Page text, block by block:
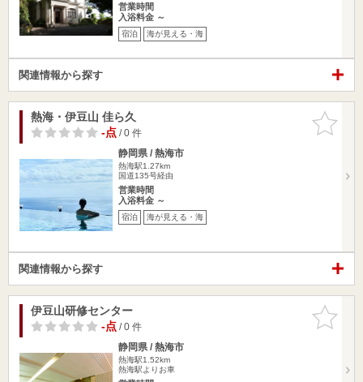
営業時間
入浴料金 ～
宿泊 海が見える・海
関連情報から探す
お気に入
りに追加
熱海・伊豆山 佳ら久
-点/ 0 件
静岡県 / 熱海市
熱海駅1.27km
国道135号経由
営業時間
入浴料金 ～
宿泊 海が見える・海
関連情報から探す
お気に入
りに追加
伊豆山研修センター
-点/ 0 件
静岡県 / 熱海市
熱海駅1.52km
熱海駅よりお車